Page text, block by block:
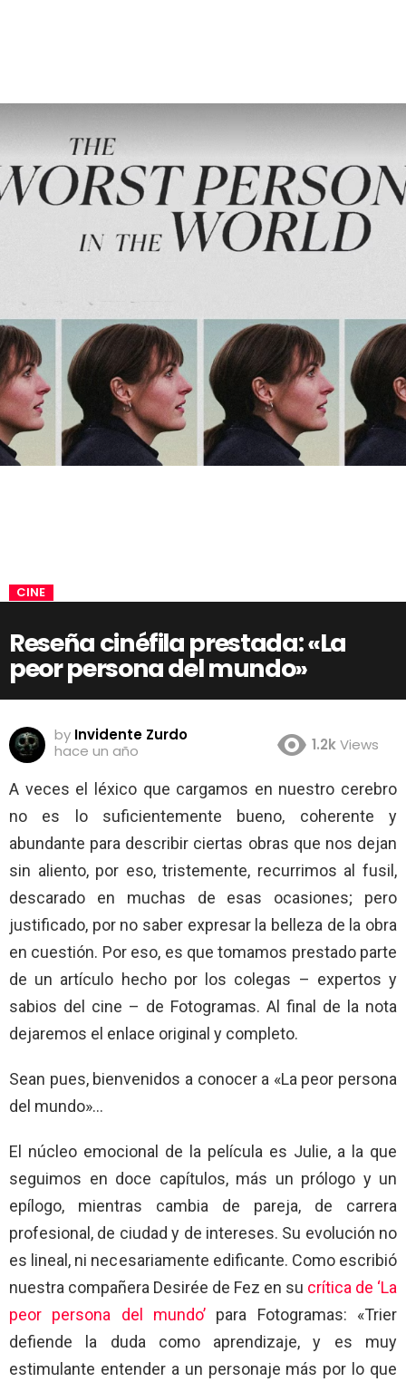
CINE
Reseña cinéfila prestada: «La
peor persona del mundo»
by Invidente Zurdo
hace un año
1.2kViews
A veces el léxico que cargamos en nuestro cerebro
no es lo suficientemente bueno, coherente y
abundante para describir ciertas obras que nos dejan
sin aliento, por eso, tristemente, recurrimos al fusil,
descarado en muchas de esas ocasiones; pero
justificado, por no saber expresar la belleza de la obra
en cuestión. Por eso, es que tomamos prestado parte
de un artículo hecho por los colegas – expertos y
sabios del cine – de Fotogramas. Al final de la nota
dejaremos el enlace original y completo.
Sean pues, bienvenidos a conocer a «La peor persona
del mundo»…
El núcleo emocional de la película es Julie, a la que
seguimos en doce capítulos, más un prólogo y un
epílogo, mientras cambia de pareja, de carrera
profesional, de ciudad y de intereses. Su evolución no
es lineal, ni necesariamente edificante. Como escribió
nuestra compañera Desirée de Fez en su crítica de ‘La
peor persona del mundo’ para Fotogramas: «Trier
defiende la duda como aprendizaje, y es muy
estimulante entender a un personaje más por lo que